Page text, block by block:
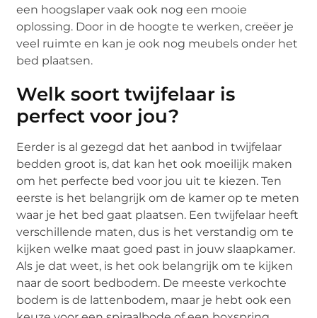
een hoogslaper vaak ook nog een mooie
oplossing. Door in de hoogte te werken, creëer je
veel ruimte en kan je ook nog meubels onder het
bed plaatsen.
Welk soort twijfelaar is
perfect voor jou?
Eerder is al gezegd dat het aanbod in twijfelaar
bedden groot is, dat kan het ook moeilijk maken
om het perfecte bed voor jou uit te kiezen. Ten
eerste is het belangrijk om de kamer op te meten
waar je het bed gaat plaatsen. Een twijfelaar heeft
verschillende maten, dus is het verstandig om te
kijken welke maat goed past in jouw slaapkamer.
Als je dat weet, is het ook belangrijk om te kijken
naar de soort bedbodem. De meeste verkochte
bodem is de lattenbodem, maar je hebt ook een